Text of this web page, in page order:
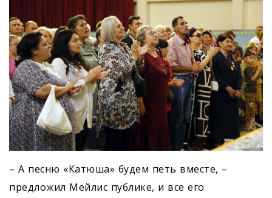
– А песню «Катюша» будем петь вместе, –
предложил Мейлис публике, и все его